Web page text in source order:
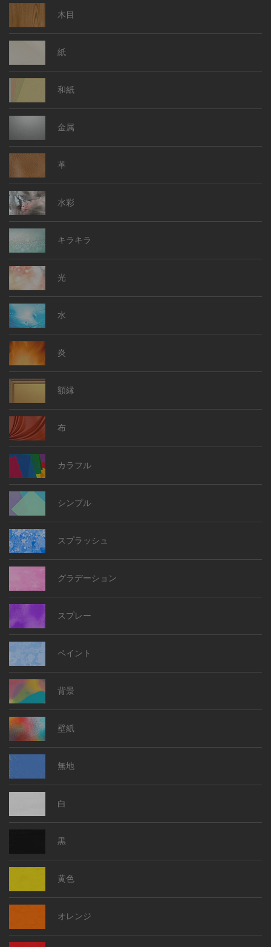
木目
紙
和紙
金属
革
水彩
キラキラ
光
水
炎
額縁
布
カラフル
シンプル
スプラッシュ
グラデーション
スプレー
ペイント
背景
壁紙
無地
白
黒
黄色
オレンジ